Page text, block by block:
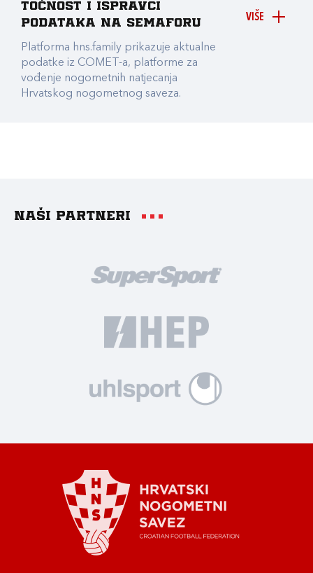
VIŠE
točnost i ispravci
podataka na Semaforu
Platforma hns.family prikazuje aktualne
podatke iz COMET-a, platforme za
vođenje nogometnih natjecanja
Hrvatskog nogometnog saveza.
Naši partneri